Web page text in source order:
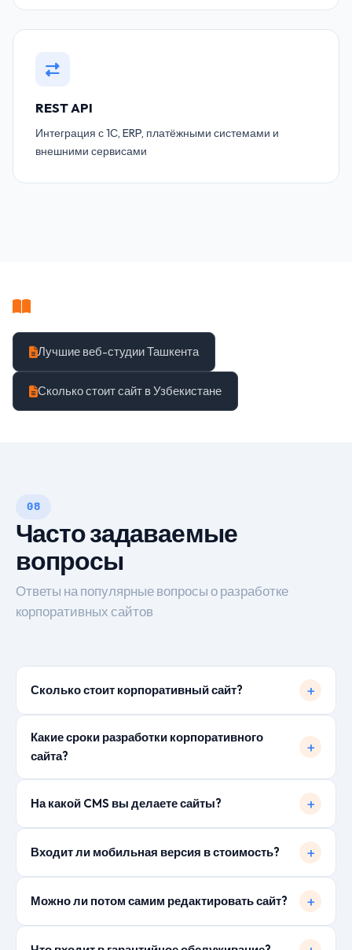
REST API
Интеграция с 1С, ERP, платёжными системами и
внешними сервисами
Лучшие веб-студии Ташкента
Сколько стоит сайт в Узбекистане
08
Часто задаваемые
вопросы
Ответы на популярные вопросы о разработке
корпоративных сайтов
Сколько стоит корпоративный сайт?
Какие сроки разработки корпоративного
сайта?
На какой CMS вы делаете сайты?
Входит ли мобильная версия в стоимость?
Можно ли потом самим редактировать сайт?